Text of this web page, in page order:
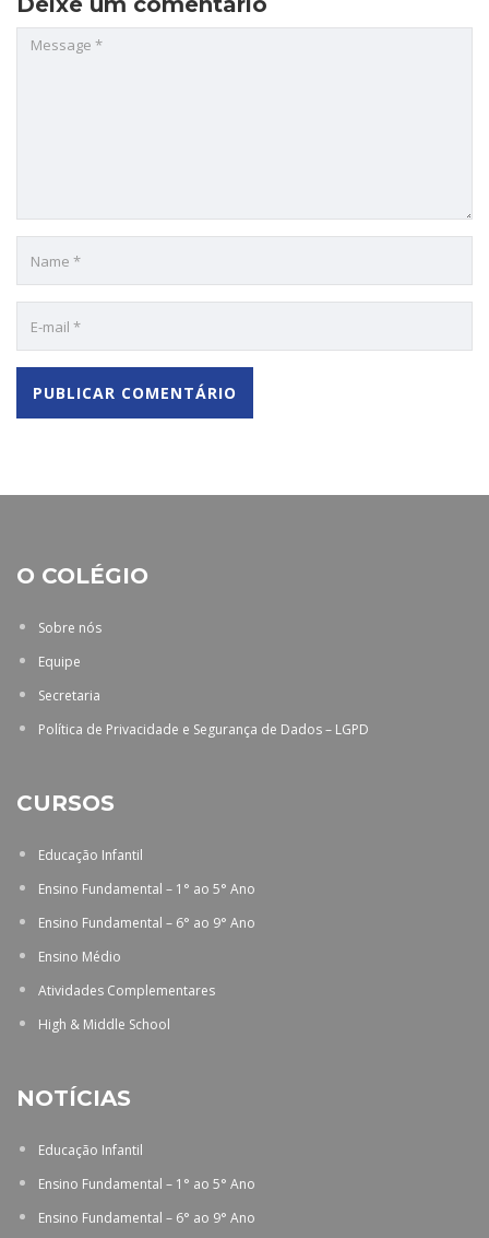
O COLÉGIO
Sobre nós
Equipe
Secretaria
Política de Privacidade e Segurança de Dados – LGPD
CURSOS
Educação Infantil
Ensino Fundamental – 1° ao 5° Ano
Ensino Fundamental – 6° ao 9° Ano
Ensino Médio
Atividades Complementares
High & Middle School
NOTÍCIAS
Educação Infantil
Ensino Fundamental – 1° ao 5° Ano
Ensino Fundamental – 6° ao 9° Ano